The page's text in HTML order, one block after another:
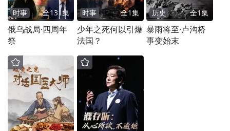
时事 全131集
俄乌战局·四周年
祭
时事 全1集
少年之死何以引爆
法国？
历史 全1集
暴雨将至·卢沟桥
事变始末